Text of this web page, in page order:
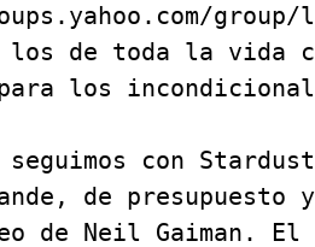
group/
los de toda la vida
los
seguimos con
de presupuesto
de Neil Gaiman.